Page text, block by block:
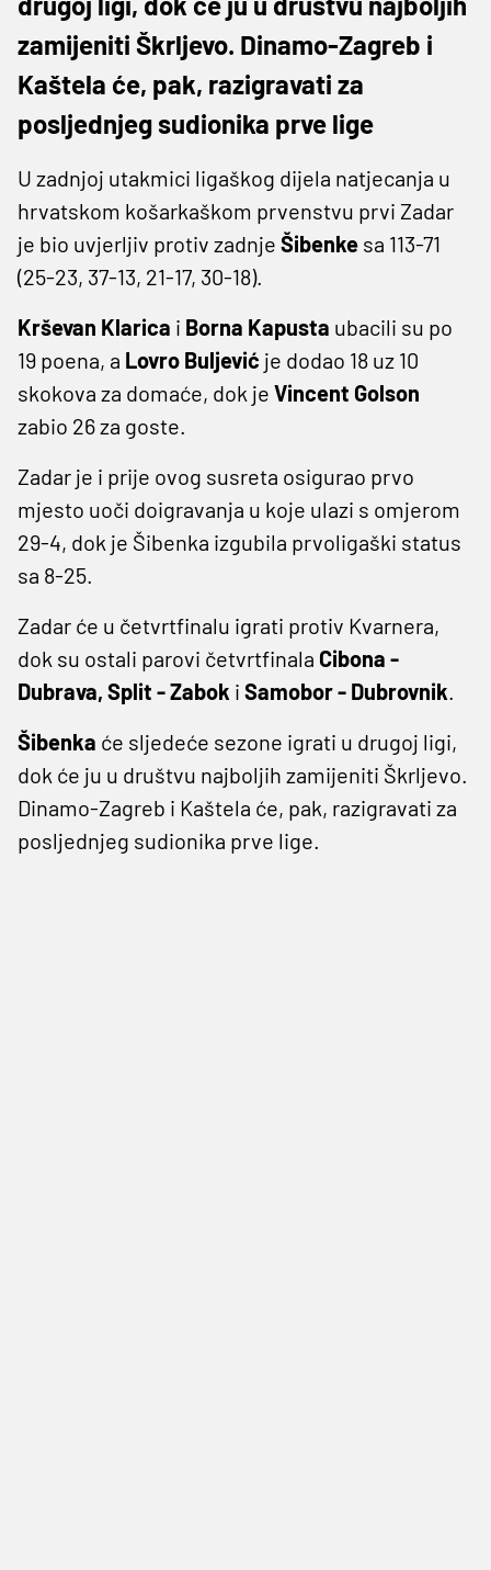
zamijeniti Škrljevo. Dinamo-Zagreb i
Kaštela će, pak, razigravati za
posljednjeg sudionika prve lige
U zadnjoj utakmici ligaškog dijela natjecanja u
hrvatskom košarkaškom prvenstvu prvi Zadar
je bio uvjerljiv protiv zadnje Šibenke sa 113-71
(25-23, 37-13, 21-17, 30-18).
Krševan Klarica i Borna Kapusta ubacili su po
19 poena, a Lovro Buljević je dodao 18 uz 10
skokova za domaće, dok je Vincent Golson
zabio 26 za goste.
Zadar je i prije ovog susreta osigurao prvo
mjesto uoči doigravanja u koje ulazi s omjerom
29-4, dok je Šibenka izgubila prvoligaški status
sa 8-25.
Zadar će u četvrtfinalu igrati protiv Kvarnera,
dok su ostali parovi četvrtfinala Cibona -
Dubrava, Split - Zabok i Samobor - Dubrovnik.
Šibenka će sljedeće sezone igrati u drugoj ligi,
dok će ju u društvu najboljih zamijeniti Škrljevo.
Dinamo-Zagreb i Kaštela će, pak, razigravati za
posljednjeg sudionika prve lige.